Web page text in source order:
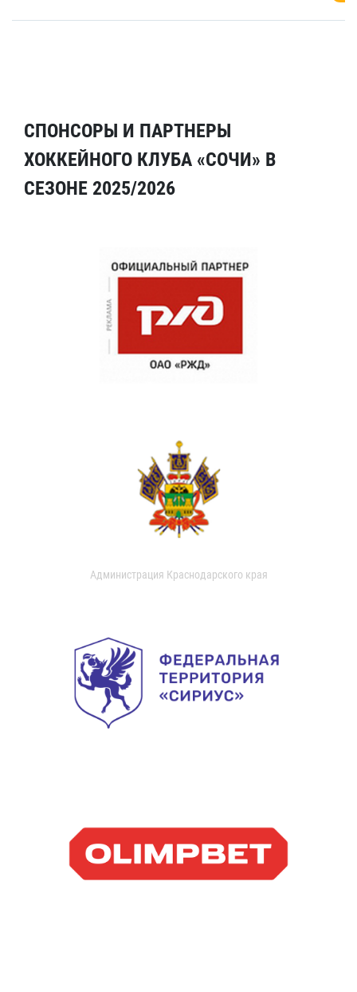
СПОНСОРЫ И ПАРТНЕРЫ
ХОККЕЙНОГО КЛУБА «СОЧИ» В
СЕЗОНЕ 2025/2026
Администрация Краснодарского края